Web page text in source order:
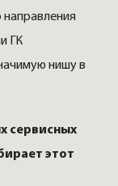
направления
ГК
нишу в
сервисных
этот